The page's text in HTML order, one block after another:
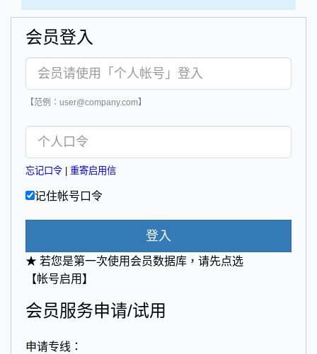
会员登入
【范例：user@company.com】
忘记口令 重寄启用信
记住帐号口令
登入
★ 若您是第一次使用会员数据库，请先点选
【帐号启用】
会员服务申请/试用
申请专线：